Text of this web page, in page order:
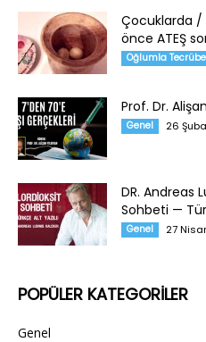
Çocuklarda /
önce ATEŞ
Oğlumla
Prof. Dr.
Genel 26
DR. Andreas
Sohbeti —
Genel 27
POPÜLER KATEGORİLER
Genel